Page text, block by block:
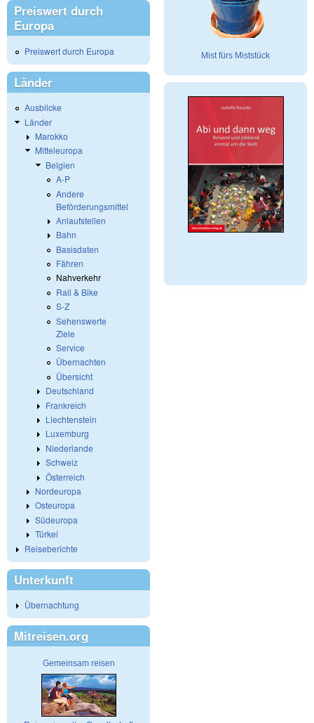
Preiswert durch
Europa
Preiswert durch Europa
Länder
Ausblicke
Länder
Marokko
Mitteleuropa
Belgien
A-P
Andere
Beförderungsmittel
Anlaufstellen
Bahn
Basisdaten
Fähren
Nahverkehr
Rail & Bike
S-Z
Sehenswerte
Ziele
Service
Übernachten
Übersicht
Deutschland
Frankreich
Liechtenstein
Luxemburg
Niederlande
Schweiz
Österreich
Nordeuropa
Osteuropa
Südeuropa
Türkei
Reiseberichte
Unterkunft
Übernachtung
Mitreisen.org
Gemeinsam reisen
Mist fürs Miststück